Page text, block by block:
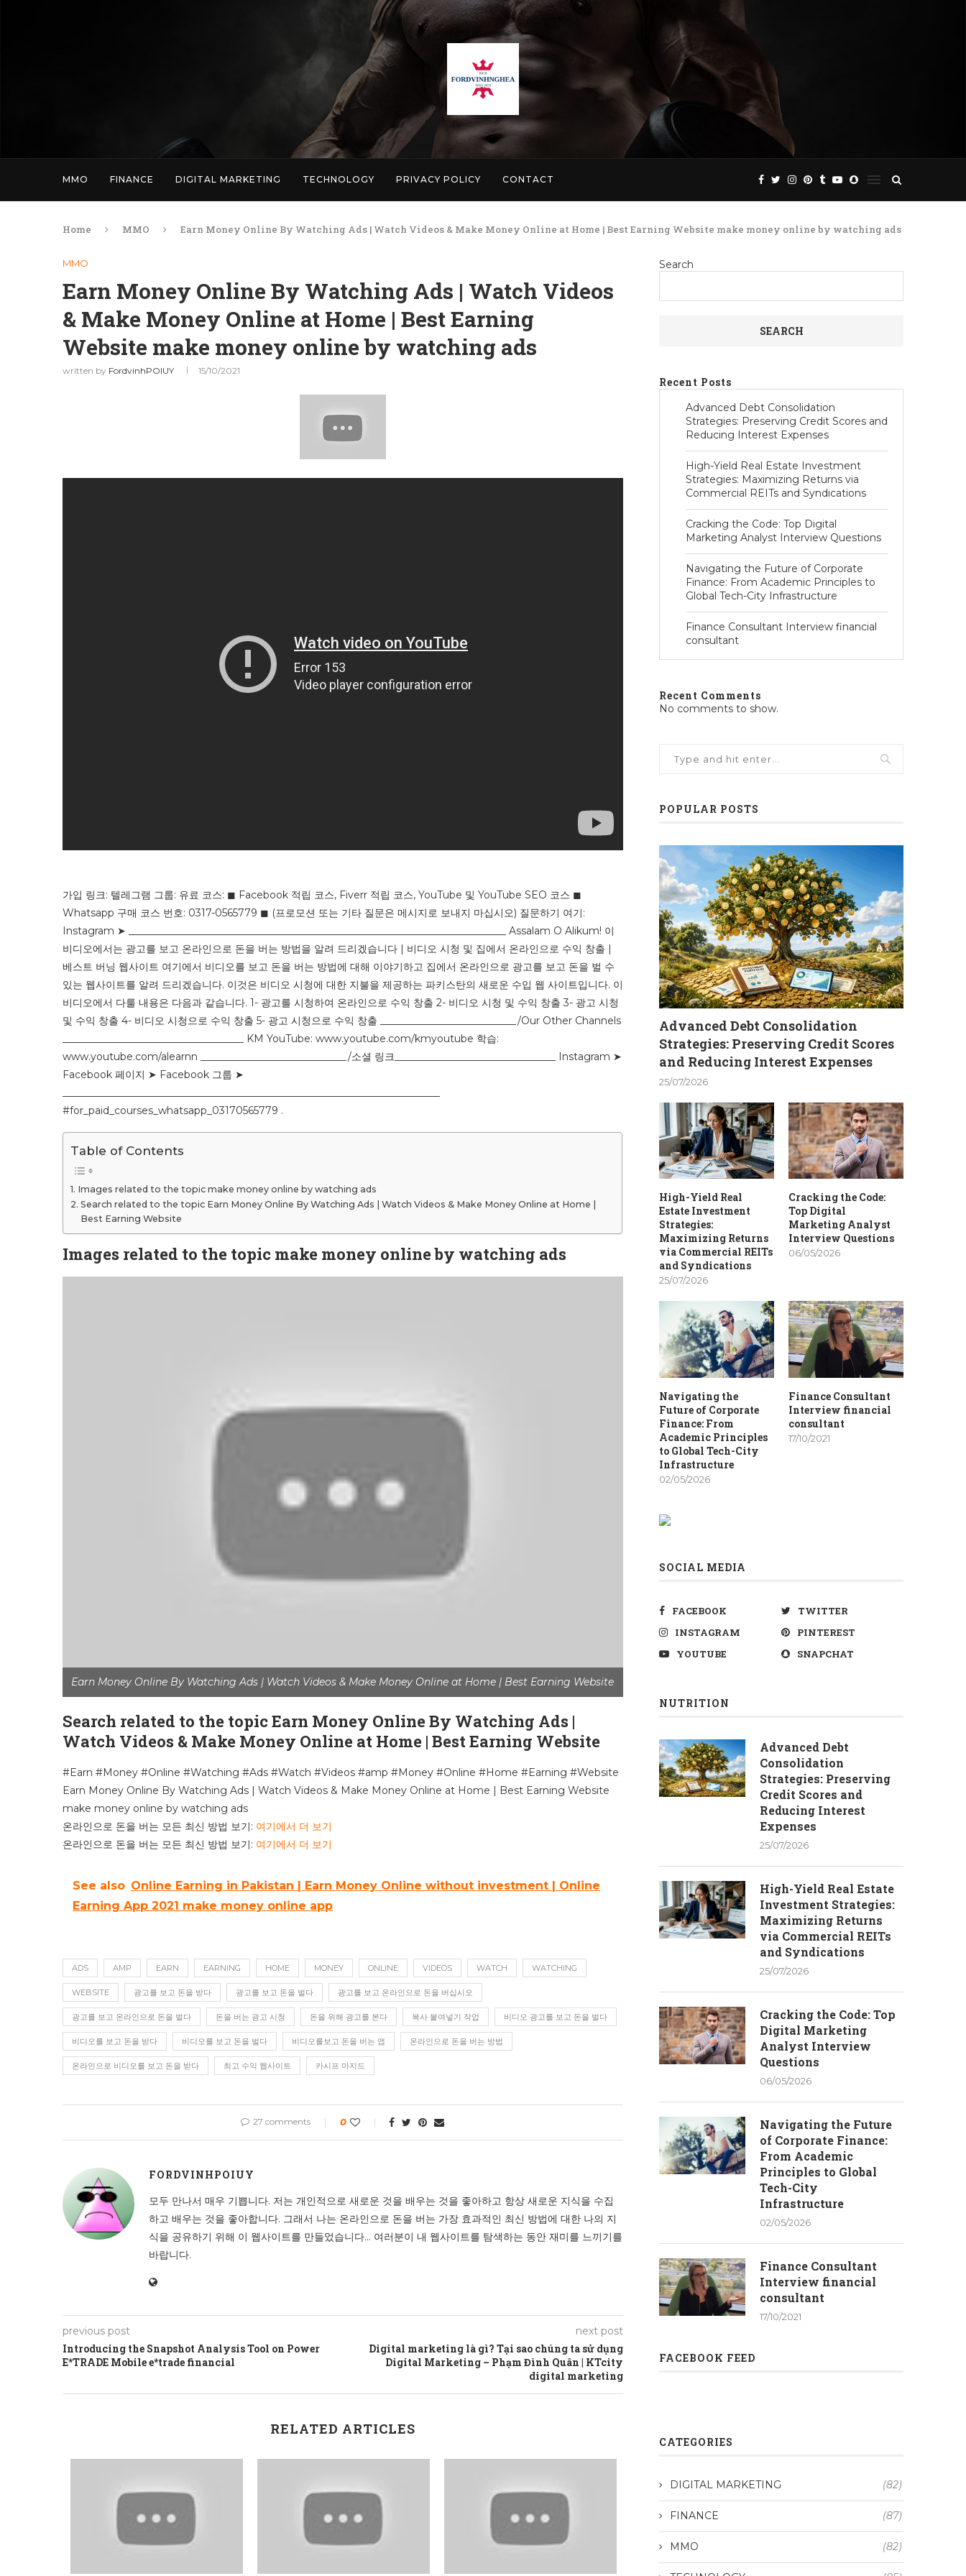
MMO FINANCE DIGITAL MARKETING TECHNOLOGY PRIVACY POLICY CONTACT
Home MMO Earn Money Online By Watching Ads | Watch Videos & Make Money Online at Home | Best Earning Website make money online by watching ads
MMO
Earn Money Online By Watching Ads | Watch Videos
& Make Money Online at Home | Best Earning
Website make money online by watching ads
written by FordvinhPOIUY 15/10/2021
가입 링크: 텔레그램 그룹: 유료 코스: ◼ Facebook 적립 코스, Fiverr 적립 코스, YouTube 및 YouTube SEO 코스 ◼
Whatsapp 구매 코스 번호: 0317-0565779 ◼ (프로모션 또는 기타 질문은 메시지로 보내지 마십시오) 질문하기 여기:
Instagram ➤ ___________________________________________________________________________ Assalam O Alikum! 이
비디오에서는 광고를 보고 온라인으로 돈을 버는 방법을 알려 드리겠습니다 | 비디오 시청 및 집에서 온라인으로 수익 창출 |
베스트 버닝 웹사이트 여기에서 비디오를 보고 돈을 버는 방법에 대해 이야기하고 집에서 온라인으로 광고를 보고 돈을 벌 수
있는 웹사이트를 알려 드리겠습니다. 이것은 비디오 시청에 대한 지불을 제공하는 파키스탄의 새로운 수입 웹 사이트입니다. 이
비디오에서 다룰 내용은 다음과 같습니다. 1- 광고를 시청하여 온라인으로 수익 창출 2- 비디오 시청 및 수익 창출 3- 광고 시청
및 수익 창출 4- 비디오 시청으로 수익 창출 5- 광고 시청으로 수익 창출 ___________________________/Our Other Channels
____________________________________ KM YouTube: www.youtube.com/kmyoutube 학습:
www.youtube.com/alearnn _____________________________/소셜 링크________________________________ Instagram ➤
Facebook 페이지 ➤ Facebook 그룹 ➤
#for_paid_courses_whatsapp_03170565779 .
Table of Contents
Images related to the topic make money online by watching ads
Search related to the topic Earn Money Online By Watching Ads | Watch Videos & Make Money Online at Home |
Best Earning Website
Images related to the topic make money online by watching ads
Earn Money Online By Watching Ads | Watch Videos & Make Money Online at Home | Best Earning Website
Search related to the topic Earn Money Online By Watching Ads |
Watch Videos & Make Money Online at Home | Best Earning Website
#Earn #Money #Online #Watching #Ads #Watch #Videos #amp #Money #Online #Home #Earning #Website
Earn Money Online By Watching Ads | Watch Videos & Make Money Online at Home | Best Earning Website
make money online by watching ads
온라인으로 돈을 버는 모든 최신 방법 보기: 여기에서 더 보기
온라인으로 돈을 버는 모든 최신 방법 보기: 여기에서 더 보기
See also Online Earning in Pakistan | Earn Money Online without investment | Online
Earning App 2021 make money online app
ADS AMP EARN EARNING HOME MONEY ONLINE VIDEOS WATCH WATCHING
WEBSITE 광고를 보고 돈을 받다 광고를 보고 돈을 벌다 광고를 보고 온라인으로 돈을 버십시오
광고를 보고 온라인으로 돈을 벌다 돈을 버는 광고 시청 돈을 위해 광고를 본다 복사 붙여넣기 작업 비디오 광고를 보고 돈을 벌다
비디오를 보고 돈을 받다 비디오를 보고 돈을 벌다 비디오를보고 돈을 버는 앱 온라인으로 돈을 버는 방법
온라인으로 비디오를 보고 돈을 받다 최고 수익 웹사이트 카시프 마지드
27 comments 0
FORDVINHPOIUY
모두 만나서 매우 기쁩니다. 저는 개인적으로 새로운 것을 배우는 것을 좋아하고 항상 새로운 지식을 수집
하고 배우는 것을 좋아합니다. 그래서 나는 온라인으로 돈을 버는 가장 효과적인 최신 방법에 대한 나의 지
식을 공유하기 위해 이 웹사이트를 만들었습니다... 여러분이 내 웹사이트를 탐색하는 동안 재미를 느끼기를
바랍니다.
previous post
Introducing the Snapshot Analysis Tool on Power
E*TRADE Mobile e*trade financial
next post
Digital marketing là gì? Tại sao chúng ta sử dụng
Digital Marketing – Phạm Đình Quân | KTcity
digital marketing
RELATED ARTICLES
Search
SEARCH
Recent Posts
Advanced Debt Consolidation
Strategies: Preserving Credit Scores and
Reducing Interest Expenses
High-Yield Real Estate Investment
Strategies: Maximizing Returns via
Commercial REITs and Syndications
Cracking the Code: Top Digital
Marketing Analyst Interview Questions
Navigating the Future of Corporate
Finance: From Academic Principles to
Global Tech-City Infrastructure
Finance Consultant Interview financial
consultant
Recent Comments
No comments to show.
POPULAR POSTS
Advanced Debt Consolidation
Strategies: Preserving Credit Scores
and Reducing Interest Expenses
25/07/2026
High-Yield Real
Estate Investment
Strategies:
Maximizing Returns
via Commercial REITs
and Syndications
25/07/2026
Cracking the Code:
Top Digital
Marketing Analyst
Interview Questions
06/05/2026
Navigating the
Future of Corporate
Finance: From
Academic Principles
to Global Tech-City
Infrastructure
02/05/2026
Finance Consultant
Interview financial
consultant
17/10/2021
SOCIAL MEDIA
FACEBOOK
TWITTER
INSTAGRAM
PINTEREST
YOUTUBE
SNAPCHAT
NUTRITION
Advanced Debt
Consolidation
Strategies: Preserving
Credit Scores and
Reducing Interest
Expenses
25/07/2026
High-Yield Real Estate
Investment Strategies:
Maximizing Returns
via Commercial REITs
and Syndications
25/07/2026
Cracking the Code: Top
Digital Marketing
Analyst Interview
Questions
06/05/2026
Navigating the Future
of Corporate Finance:
From Academic
Principles to Global
Tech-City
Infrastructure
02/05/2026
Finance Consultant
Interview financial
consultant
17/10/2021
FACEBOOK FEED
CATEGORIES
DIGITAL MARKETING (82)
FINANCE (87)
MMO (82)